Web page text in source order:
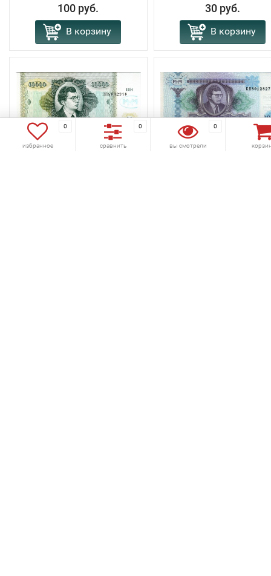
100 руб.
В корзину
30 руб.
В корзину
0
избранное
0
сравнить
0
вы смотрели